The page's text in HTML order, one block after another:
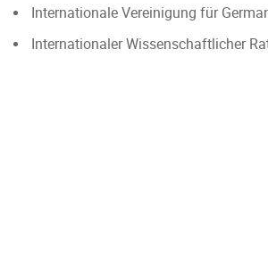
Internationale Vereinigung für
Internationaler Wissenschaftlicher